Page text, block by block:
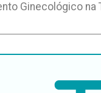
Ginecológico na